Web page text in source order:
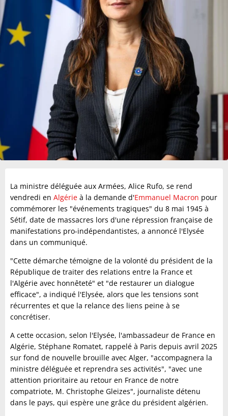
La ministre déléguée aux Armées, Alice Rufo, se rend
vendredi en Algérie à la demande d'Emmanuel Macron pour
commémorer les "événements tragiques" du 8 mai 1945 à
Sétif, date de massacres lors d'une répression française de
manifestations pro-indépendantistes, a annoncé l'Elysée
dans un communiqué.
"Cette démarche témoigne de la volonté du président de la
République de traiter des relations entre la France et
l'Algérie avec honnêteté" et "de restaurer un dialogue
efficace", a indiqué l'Elysée, alors que les tensions sont
récurrentes et que la relance des liens peine à se
concrétiser.
A cette occasion, selon l'Elysée, l'ambassadeur de France en
Algérie, Stéphane Romatet, rappelé à Paris depuis avril 2025
sur fond de nouvelle brouille avec Alger, "accompagnera la
ministre déléguée et reprendra ses activités", "avec une
attention prioritaire au retour en France de notre
compatriote, M. Christophe Gleizes", journaliste détenu
dans le pays, qui espère une grâce du président algérien.